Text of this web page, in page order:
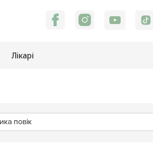
Лікарі
повік